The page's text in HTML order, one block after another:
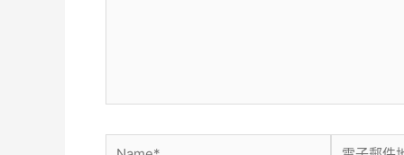
Name*